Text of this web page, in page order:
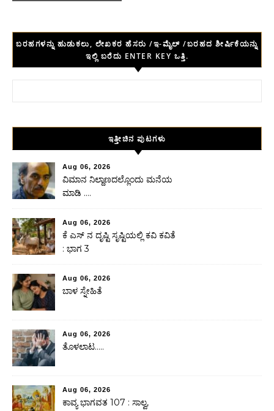
ಬರಹಗಳನ್ನು ಹುಡುಕಲು, ಲೇಖಕರ ಹೆಸರು /ಇ-ಮೈಲ್ /ಬರಹದ ಶೀರ್ಷಿಕೆಯನ್ನು
ಇಲ್ಲಿ ಬರೆದು ENTER KEY ಒತ್ತಿ.
ಇತ್ತೀಚಿನ ಪುಟಗಳು
Aug 06, 2026
ವಿಮಾನ ನಿಲ್ದಾಣದಲ್ಲೊಂದು ಮನೆಯ
ಮಾಡಿ ….
Aug 06, 2026
ಕೆ ಎಸ್ ನ ದೃಷ್ಟಿ ಸೃಷ್ಟಿಯಲ್ಲಿ ಕವಿ ಕವಿತೆ
: ಭಾಗ 3
Aug 06, 2026
ಬಾಳ ಸ್ನೇಹಿತೆ
Aug 06, 2026
ತೊಳಲಾಟ…..
Aug 06, 2026
ಕಾವ್ಯ ಭಾಗವತ 107 : ಸಾಲ್ವ,